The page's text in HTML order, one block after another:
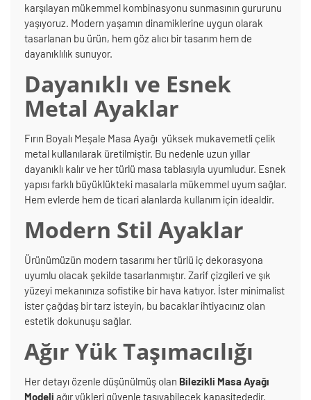
karşılayan mükemmel kombinasyonu sunmasının gururunu
yaşıyoruz. Modern yaşamın dinamiklerine uygun olarak
tasarlanan bu ürün, hem göz alıcı bir tasarım hem de
dayanıklılık sunuyor.
Dayanıklı ve Esnek
Metal Ayaklar
Fırın Boyalı Meşale Masa Ayağı yüksek mukavemetli çelik
metal kullanılarak üretilmiştir. Bu nedenle uzun yıllar
dayanıklı kalır ve her türlü masa tablasıyla uyumludur. Esnek
yapısı farklı büyüklükteki masalarla mükemmel uyum sağlar.
Hem evlerde hem de ticari alanlarda kullanım için idealdir.
Modern Stil Ayaklar
Ürünümüzün modern tasarımı her türlü iç dekorasyona
uyumlu olacak şekilde tasarlanmıştır. Zarif çizgileri ve şık
yüzeyi mekanınıza sofistike bir hava katıyor. İster minimalist
ister çağdaş bir tarz isteyin, bu bacaklar ihtiyacınız olan
estetik dokunuşu sağlar.
Ağır Yük Taşımacılığı
Her detayı özenle düşünülmüş olan Bilezikli Masa Ayağı
Modeli ağır yükleri güvenle taşıyabilecek kapasitededir.